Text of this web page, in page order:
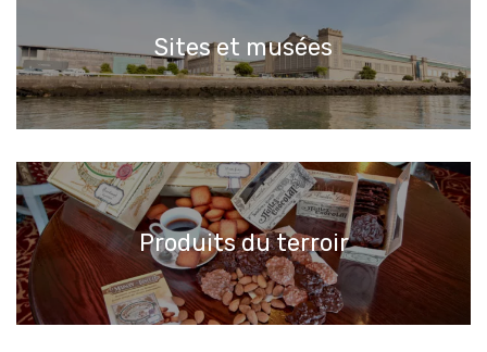
Sites et musées
Produits du terroir